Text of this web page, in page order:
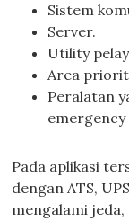
Sistem
Server.
Utility
Area
Peralatan
emergency
Pada aplikasi
dengan ATS,
mengalami